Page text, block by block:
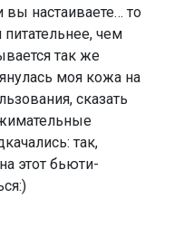
вы настаиваете… то
чем
так же
моя кожа на
сказать
так,
этот бьюти-